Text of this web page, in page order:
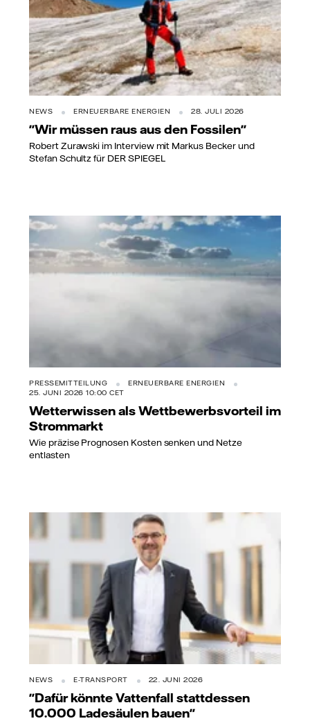
NEWS ERNEUERBARE ENERGIEN 28. JULI 2026
"Wir müssen raus aus den Fossilen"
Robert Zurawski im Interview mit Markus Becker und
Stefan Schultz für DER SPIEGEL
PRESSEMITTEILUNG
ERNEUERBARE ENERGIEN
25. JUNI 2026 10:00 CET
Wetterwissen als Wettbewerbsvorteil im
Strommarkt
Wie präzise Prognosen Kosten senken und Netze
entlasten
NEWS E-TRANSPORT 22. JUNI 2026
"Dafür könnte Vattenfall stattdessen
10.000 Ladesäulen bauen"